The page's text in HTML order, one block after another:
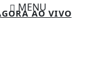
AO VIVO
MENU